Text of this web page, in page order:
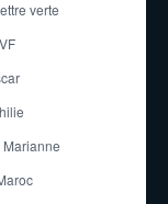
verte
Marianne